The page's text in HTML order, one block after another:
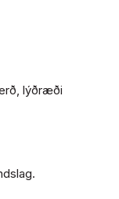
lýðræði